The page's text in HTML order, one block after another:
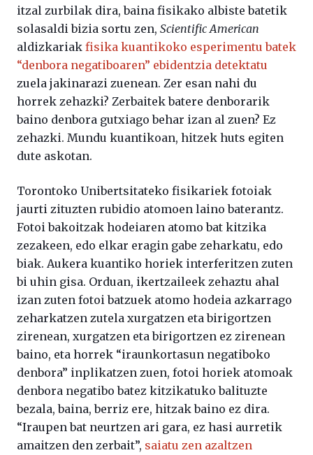
itzal zurbilak dira, baina fisikako albiste batetik
solasaldi bizia sortu zen, Scientific American
aldizkariak fisika kuantikoko esperimentu batek
“denbora negatiboaren” ebidentzia detektatu
zuela jakinarazi zuenean. Zer esan nahi du
horrek zehazki? Zerbaitek batere denborarik
baino denbora gutxiago behar izan al zuen? Ez
zehazki. Mundu kuantikoan, hitzek huts egiten
dute askotan.
Torontoko Unibertsitateko fisikariek fotoiak
jaurti zituzten rubidio atomoen laino baterantz.
Fotoi bakoitzak hodeiaren atomo bat kitzika
zezakeen, edo elkar eragin gabe zeharkatu, edo
biak. Aukera kuantiko horiek interferitzen zuten
bi uhin gisa. Orduan, ikertzaileek zehaztu ahal
izan zuten fotoi batzuek atomo hodeia azkarrago
zeharkatzen zutela xurgatzen eta birigortzen
zirenean, xurgatzen eta birigortzen ez zirenean
baino, eta horrek “iraunkortasun negatiboko
denbora” inplikatzen zuen, fotoi horiek atomoak
denbora negatibo batez kitzikatuko balituzte
bezala, baina, berriz ere, hitzak baino ez dira.
“Iraupen bat neurtzen ari gara, ez hasi aurretik
amaitzen den zerbait”, saiatu zen azaltzen